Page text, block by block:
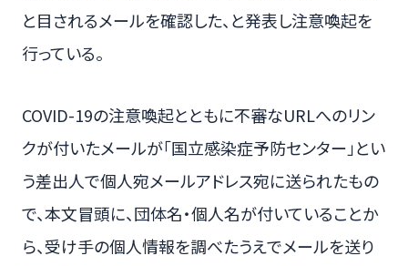
と目されるメールを確認した、と発表し注意喚起を
行っている。
COVID-19の注意喚起とともに不審なURLへのリン
クが付いたメールが「国立感染症予防センター」とい
う差出人で個人宛メールアドレス宛に送られたもの
で、本文冒頭に、団体名・個人名が付いていることか
ら、受け手の個人情報を調べたうえでメールを送り